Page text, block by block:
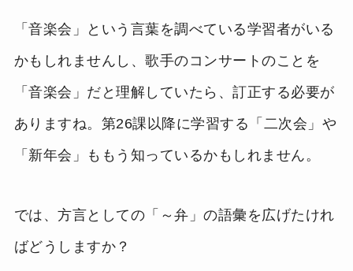
「音楽会」という言葉を調べている学習者がいる
かもしれませんし、歌手のコンサートのことを
「音楽会」だと理解していたら、訂正する必要が
ありますね。第26課以降に学習する「二次会」や
「新年会」ももう知っているかもしれません。
では、方言としての「～弁」の語彙を広げたけれ
ばどうしますか？